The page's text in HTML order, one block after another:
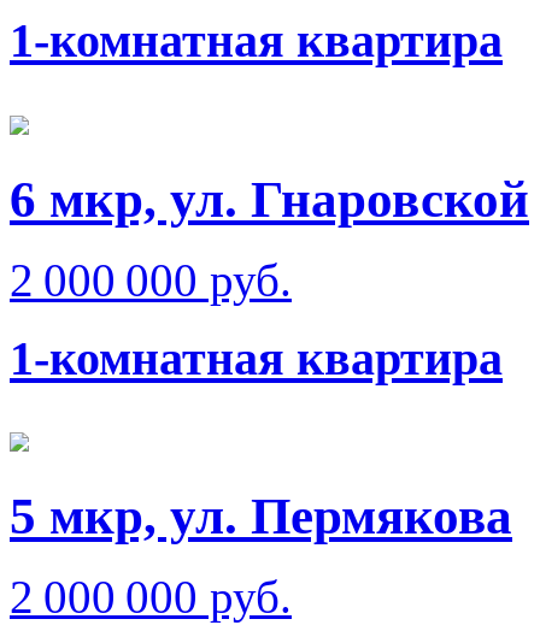
1-комнатная квартира
6 мкр, ул. Гнаровской
2 000 000 руб.
1-комнатная квартира
5 мкр, ул. Пермякова
2 000 000 руб.